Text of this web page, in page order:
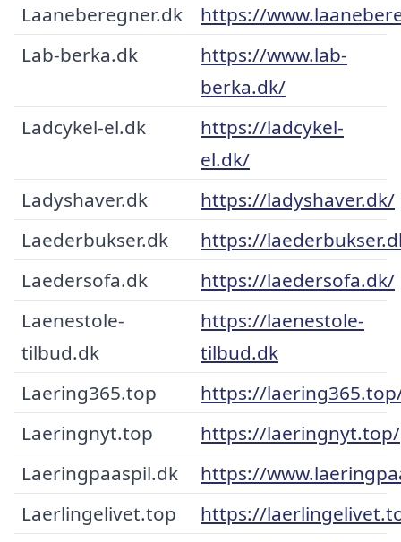
Laaneberegner.dk
https://
Lab-berka.dk
https://www.lab-
berka.dk/
Ladcykel-el.dk
https://ladcykel-
el.dk/
Ladyshaver.dk
https://ladyshaver.dk/
Laederbukser.dk
https://
Laedersofa.dk
https://laedersofa.dk/
Laenestole-
tilbud.dk
https://laenestole-
tilbud.dk
Laering365.top
https://
Laeringnyt.top
https://laeringnyt.top/
Laeringpaaspil.dk
https://
Laerlingelivet.top
https://